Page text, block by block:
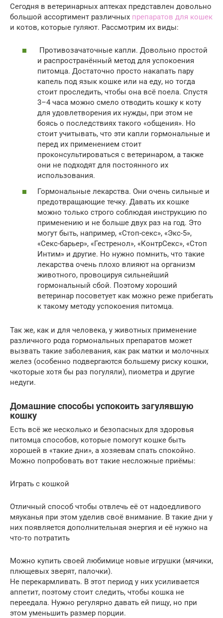
Сегодня в ветеринарных аптеках представлен довольно
большой ассортимент различных препаратов для кошек
и котов, которые гуляют. Рассмотрим их виды:
Противозачаточные капли. Довольно простой
и распространённый метод для успокоения
питомца. Достаточно просто накапать пару
капель под язык кошке или на еду, но тогда
стоит проследить, чтобы она всё поела. Спустя
3–4 часа можно смело отводить кошку к коту
для удовлетворения их нужды, при этом не
боясь о последствиях такого «общения». Но
стоит учитывать, что эти капли гормональные и
перед их применением стоит
проконсультироваться с ветеринаром, а также
они не подходят для постоянного их
использования.
Гормональные лекарства. Они очень сильные и
предотвращающие течку. Давать их кошке
можно только строго соблюдая инструкцию по
применению и не больше двух раз на год. Это
могут быть, например, «Стоп-секс», «Экс-5»,
«Секс-барьер», «Гестренол», «КонтрСекс», «Стоп
Интим» и другие. Но нужно помнить, что такие
лекарства очень плохо влияют на организм
животного, провоцируя сильнейший
гормональный сбой. Поэтому хороший
ветеринар посоветует как можно реже прибегать
к такому методу успокоения питомца.
Так же, как и для человека, у животных применение
различного рода гормональных препаратов может
вызвать такие заболевания, как рак матки и молочных
желез (особенно подвергаются большему риску кошки,
чкоторые хотя бы раз погуляли), пиометра и другие
недуги.
Домашние способы успокоить загулявшую
кошку
Есть всё же несколько и безопасных для здоровья
питомца способов, которые помогут кошке быть
хорошей в «такие дни», а хозяевам спать спокойно.
Можно попробовать вот такие несложные приёмы:
Играть с кошкой
Отличный способ чтобы отвлечь её от надоедливого
мяуканья при этом уделив своё внимание. В такие дни у
них появляется дополнительная энергия и её нужно на
что-то потратить
Можно купить своей любимице новые игрушки (мячики,
плющевых зверят, палочки).
Не перекармливать. В этот период у них усиливается
аппетит, поэтому стоит следить, чтобы кошка не
переедала. Нужно регулярно давать ей пищу, но при
этом уменьшить размер порции.